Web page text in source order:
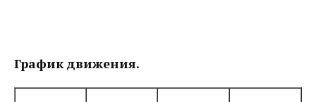
График движения.